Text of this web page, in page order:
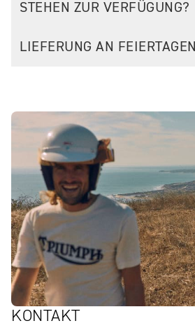
STEHEN ZUR VERFÜGUNG?
LIEFERUNG AN FEIERTAGEN
KONTAKT